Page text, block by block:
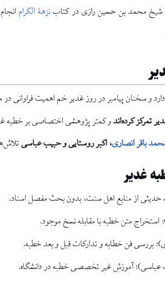
شیخ محمد بن حسین رازی در کتابنزهة الکرامانجام
دارد و سخنان پیامبر در روز غدیر خم اهمیت فراوانی
تمرکز کرده‌اندو کمتر پژوهشی اختصاصی بر خطبه
باقر انصاری، اکبر روستایی و حبیب عباسی
غدیر
از منابع اهل سنت، بدون بحث مفصل اسناد.
متن خطبه با مقابله نسخ موجود.
بررسی فن خطابه و تدارکات قبل و بعد خطبه.
عباسی): آموزش غیر تخصصی خطبه در دانشگاه.